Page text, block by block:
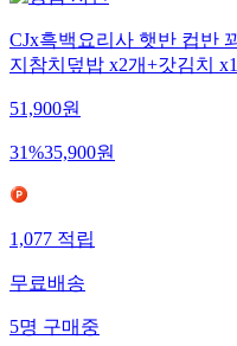
CJx흑백요리사 햇반 컵반
지참치덮밥 x2개+갓김치
51,900원
31%35,900원
1,077적립
무료배송
5명구매중